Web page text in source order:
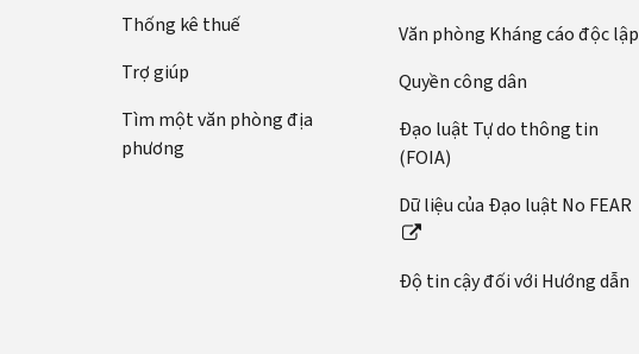
Thống kê thuế
Trợ giúp
Tìm một văn phòng địa
phương
Văn phòng Kháng cáo độc lập
Quyền công dân
Đạo luật Tự do thông tin
(FOIA)
Dữ liệu của Đạo luật No FEAR
Độ tin cậy đối với Hướng dẫn